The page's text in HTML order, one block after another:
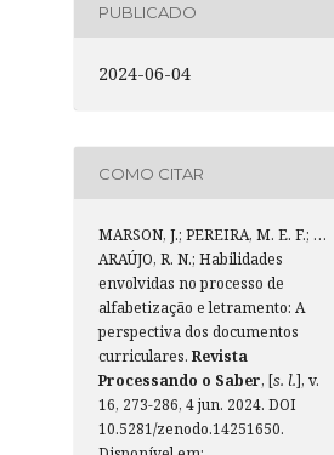
PUBLICADO
2024-06-04
COMO CITAR
MARSON, J.; PEREIRA, M. E. F.; …
ARAÚJO, R. N.; Habilidades
envolvidas no processo de
alfabetização e letramento: A
perspectiva dos documentos
curriculares. Revista
Processando o Saber, [s. l.], v.
16, 273-286, 4 jun. 2024. DOI
10.5281/zenodo.14251650.